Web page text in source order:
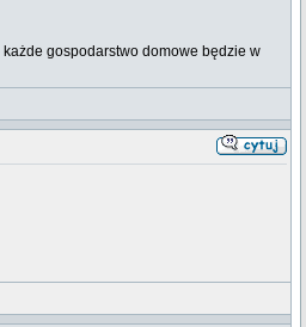
gospodarstwo domowe będzie w